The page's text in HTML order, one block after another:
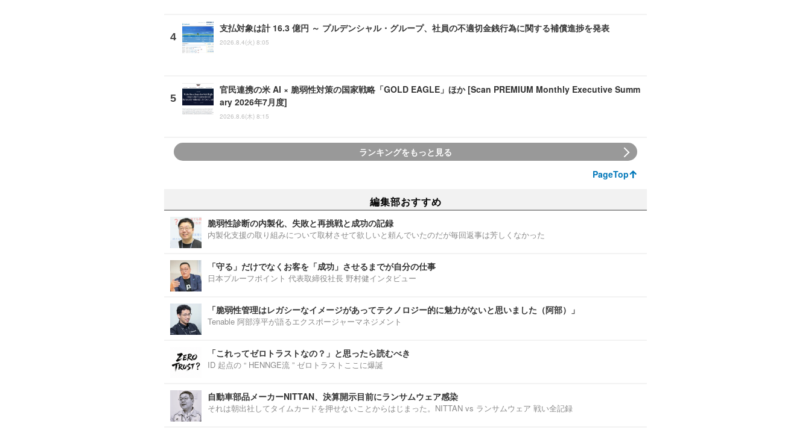
支払対象は計 16.3 億円 ～ プルデンシャル・グループ、社員の不適切金銭行為に関する補償進捗を発表
2026.8.4(火) 8:05
官民連携の米 AI × 脆弱性対策の国家戦略「GOLD EAGLE」ほか [Scan PREMIUM Monthly Executive Summ
ary 2026年7月度]
2026.8.6(木) 8:15
ランキングをもっと見る
PageTop
編集部おすすめ
脆弱性診断の内製化、失敗と再挑戦と成功の記録
内製化支援の取り組みについて取材させて欲しいと頼んでいたのだが毎回返事は芳しくなかった
「守る」だけでなくお客を「成功」させるまでが自分の仕事
日本プルーフポイント 代表取締役社長 野村健インタビュー
「脆弱性管理はレガシーなイメージがあってテクノロジー的に魅力がないと思いました（阿部）」
Tenable 阿部淳平が語るエクスポージャーマネジメント
「これってゼロトラストなの？」と思ったら読むべき
ID 起点の “ HENNGE流 ” ゼロトラストここに爆誕
自動車部品メーカーNITTAN、決算開示目前にランサムウェア感染
それは朝出社してタイムカードを押せないことからはじまった。NITTAN vs ランサムウェア 戦い全記録